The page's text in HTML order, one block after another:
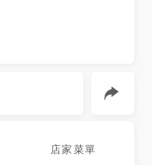
店家菜單